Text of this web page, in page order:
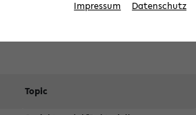
Topic
Impressum Datenschutz